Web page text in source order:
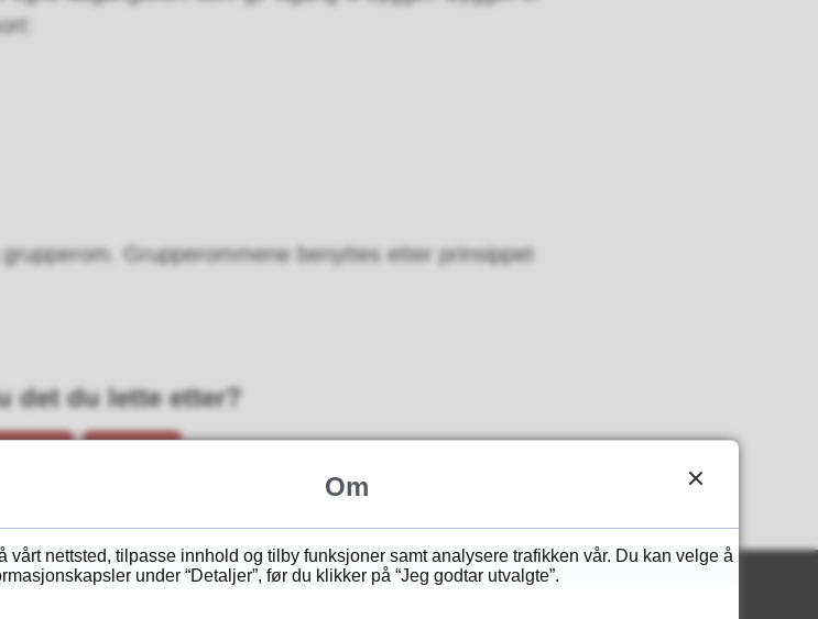
Grupperommene benyttes etter prinsippet
det du lette etter?
Om
nettsted, tilpasse innhold og tilby funksjoner samt analysere trafikken vår. Du kan velge å
under “Detaljer”, før du klikker på “Jeg godtar utvalgte”.